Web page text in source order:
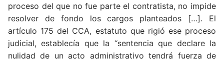
proceso del que no fue parte el contratista, no impide
resolver de fondo los cargos planteados […]. El
artículo 175 del CCA, estatuto que rigió ese proceso
judicial, establecía que la “sentencia que declare la
nulidad de un acto administrativo tendrá fuerza de